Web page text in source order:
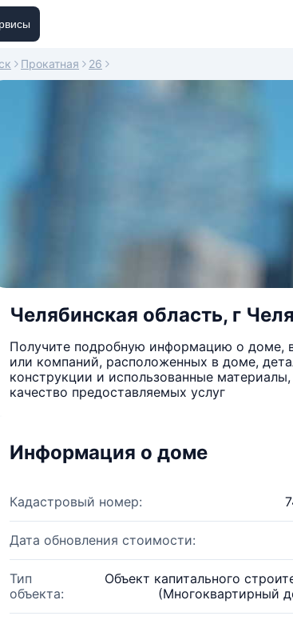
Прокатная 26
Челябинская область, г
Получите подробную информацию о доме,
или компаний, расположенных в доме,
конструкции и использованные
качество предоставляемых услуг
Информация о доме
Кадастровый номер:
Дата обновления стоимости:
Тип
объекта:
Объект капитального
(Многоквартирный